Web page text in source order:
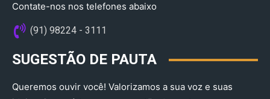
Contate-nos nos telefones abaixo
(91) 98224 - 3111
SUGESTÃO DE PAUTA
Queremos ouvir você! Valorizamos a sua voz e suas